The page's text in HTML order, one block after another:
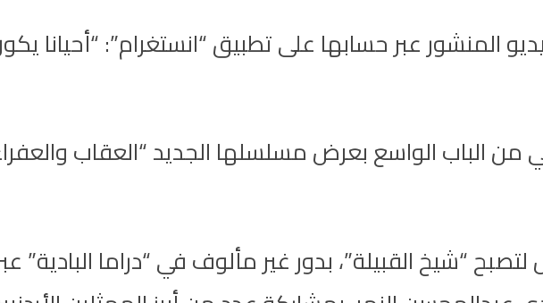
المنشور عبر حسابها على تطبيق “انستغرام”: “أحيانا
الباب الواسع بعرض مسلسلها الجديد “العقاب
“شيخ القبيلة”، بدور غير مألوف في “دراما البادية”